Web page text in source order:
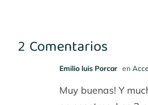
2 Comentarios
Emilio luis Porcar en
Muy buenas! Y